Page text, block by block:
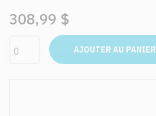
308,99 $
AJOUTER AU PANIER